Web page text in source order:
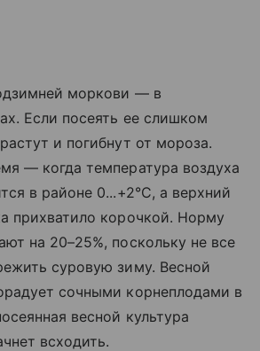
моркови — в
Если посеять ее слишком
и погибнут от мороза.
— когда температура воздуха
в районе 0...+2°C, а верхний
прихватило корочкой. Норму
на 20–25%, поскольку не все
суровую зиму. Весной
сочными корнеплодами в
весной культура
всходить.